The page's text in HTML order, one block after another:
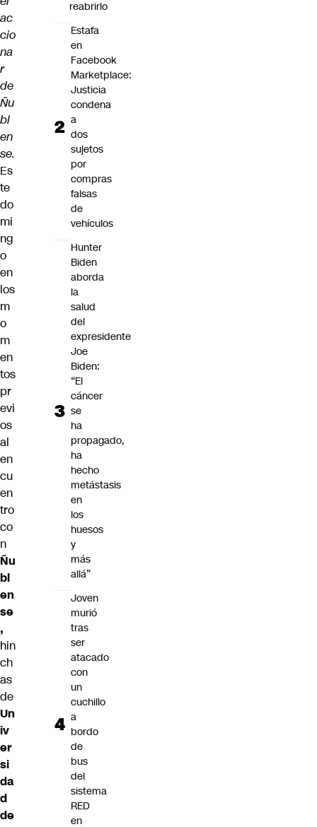
ac
cio
na
r
de
Ñu
bl
en
se.
Es
te
do
mi
ng
o
en
los
m
o
m
en
tos
pr
evi
os
al
en
cu
en
tro
co
n
Ñu
bl
en
se
,
hin
ch
as
de
Un
iv
er
si
da
d
de
reabrirlo
Estafa
en
Facebook
Marketplace:
Justicia
condena
a
dos
sujetos
por
compras
falsas
de
vehículos
Hunter
Biden
aborda
la
salud
del
expresidente
Joe
Biden:
“El
cáncer
se
ha
propagado,
ha
hecho
metástasis
en
los
huesos
y
más
allá”
Joven
murió
tras
ser
atacado
con
un
cuchillo
a
bordo
de
bus
del
sistema
RED
en